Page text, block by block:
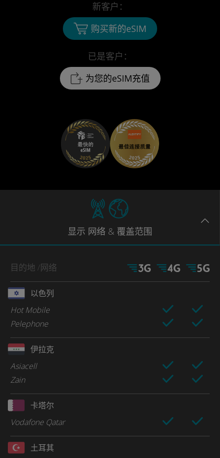
已是客户：
为您的eSIM充值
新客户：
购买新的eSIM
显示 网络 & 覆盖范围
目的地 /网络
以色列
Hot Mobile
Pelephone
伊拉克
Asiacell
Zain
卡塔尔
Vodafone Qatar
土耳其